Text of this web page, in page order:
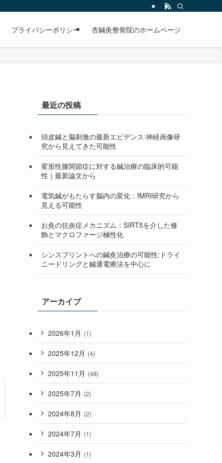
プライバシーポリシー 杏鍼灸整骨院のホームページ
最近の投稿
頭皮鍼と脳刺激の最新エビデンス:神経画像研
究から見えてきた可能性
変形性膝関節症に対する鍼治療の臨床的可能
性｜最新論文から
電気鍼がもたらす脳内の変化：fMRI研究から
見える可能性
お灸の抗炎症メカニズム：SIRT5を介した修
飾とマクロファージ極性化
シンスプリントへの鍼灸治療の可能性:ドライ
ニードリングと鍼通電療法を中心に
アーカイブ
2026年1月 (1)
2025年12月 (4)
2025年11月 (48)
2025年7月 (2)
2024年8月 (2)
2024年7月 (1)
2024年3月 (1)